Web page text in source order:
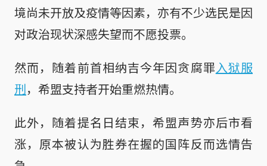
境尚未开放及疫情等因素，亦有不少选民是因
对政治现状深感失望而不愿投票。
然而，随着前首相纳吉今年因贪腐罪入狱服
刑，希盟支持者开始重燃热情。
此外，随着提名日结束，希盟声势亦后市看
涨，原本被认为胜券在握的国阵反而选情告